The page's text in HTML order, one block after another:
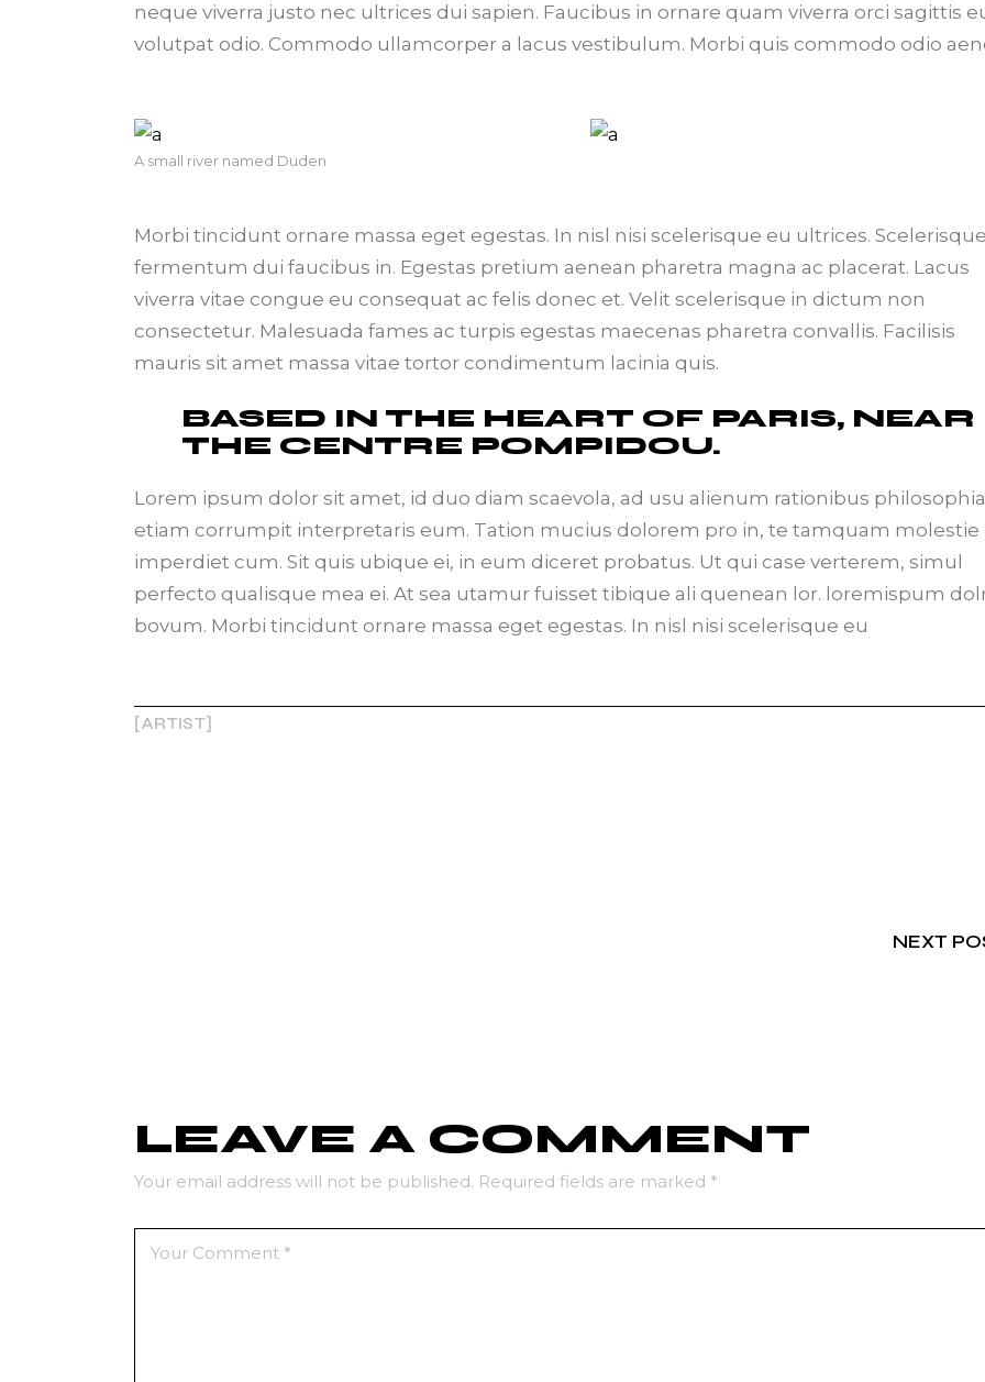
neque viverra justo nec ultrices dui sapien. Faucibus in ornare quam viverra orci sagittis
volutpat odio. Commodo ullamcorper a lacus vestibulum. Morbi quis commodo odio
A small river named Duden
Morbi tincidunt ornare massa eget egestas. In nisl nisi scelerisque eu ultrices.
fermentum dui faucibus in. Egestas pretium aenean pharetra magna ac placerat. Lacus
viverra vitae congue eu consequat ac felis donec et. Velit scelerisque in dictum non
consectetur. Malesuada fames ac turpis egestas maecenas pharetra convallis. Facilisis
mauris sit amet massa vitae tortor condimentum lacinia quis.
BASED IN THE HEART OF PARIS, NEAR
THE CENTRE POMPIDOU.
Lorem ipsum dolor sit amet, id duo diam scaevola, ad usu alienum rationibus
etiam corrumpit interpretaris eum. Tation mucius dolorem pro in, te tamquam molestie
imperdiet cum. Sit quis ubique ei, in eum diceret probatus. Ut qui case verterem, simul
perfecto qualisque mea ei. At sea utamur fuisset tibique ali quenean lor. loremispum
bovum. Morbi tincidunt ornare massa eget egestas. In nisl nisi scelerisque eu
ARTIST
NEXT
LEAVE A COMMENT
Your email address will not be published. Required fields are marked *